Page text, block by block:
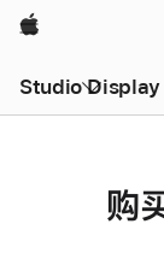
Apple
Studio Display
购